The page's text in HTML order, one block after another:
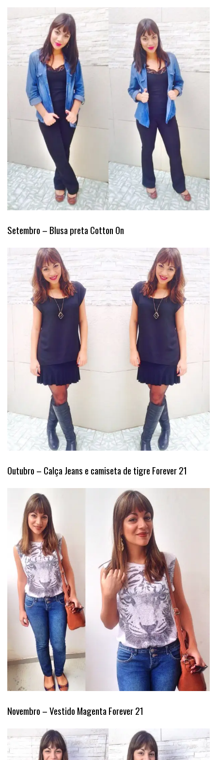
Setembro – Blusa preta Cotton On
Outubro – Calça Jeans e camiseta de tigre Forever 21
Novembro – Vestido Magenta Forever 21